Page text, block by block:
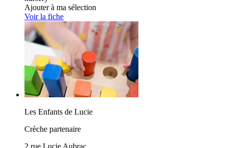
Ajouter à ma sélection
Voir la fiche
Les Enfants de Lucie
Crèche partenaire
2 rue Lucie Aubrac